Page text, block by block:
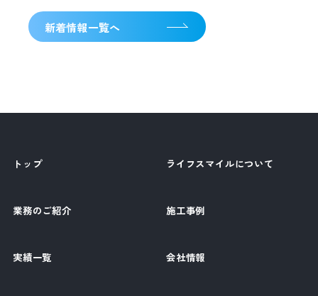
新着情報一覧へ
トップ ライフスマイルについて
業務のご紹介 施工事例
実績一覧 会社情報